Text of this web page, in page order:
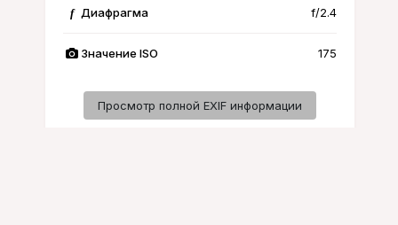
f Диафрагма f/2.4
Значение ISO 175
Просмотр полной EXIF информации